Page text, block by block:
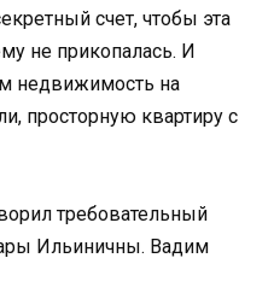
счет, чтобы эта
не прикопалась. И
недвижимость на
просторную квартиру с
требовательный
Ильиничны. Вадим